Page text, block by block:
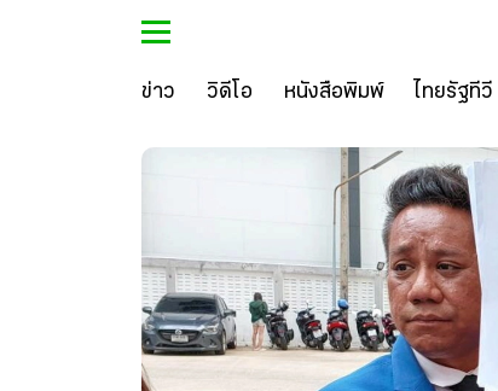
ข่าว วิดีโอ หนังสือพิมพ์ ไทยรัฐทีวี